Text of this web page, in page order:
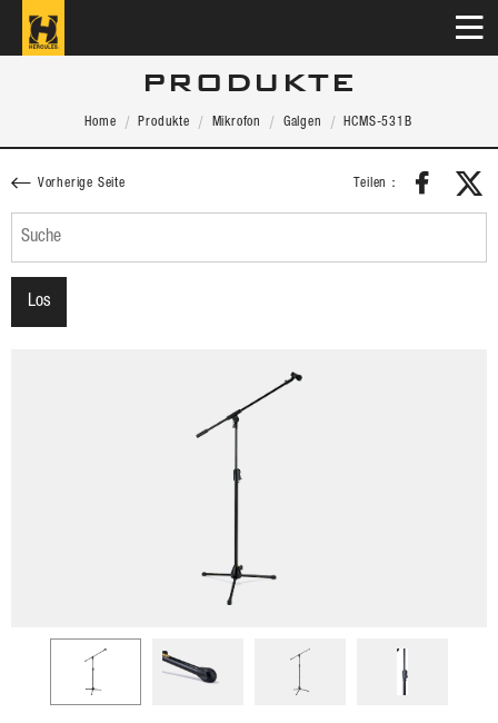
PRODUKTE
Home Produkte Mikrofon Galgen HCMS-531B
Vorherige Seite Teilen：